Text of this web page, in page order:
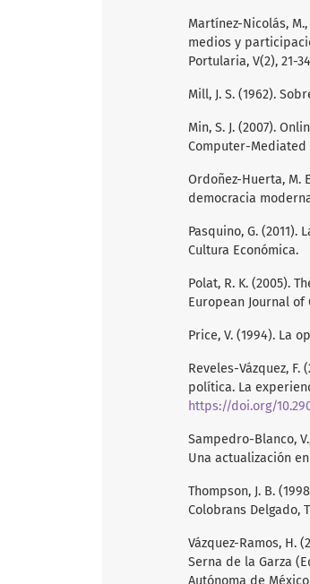
Martínez-Nicolás,
medios y
Portularia, V(2), 21-
Mill, J. S. (1962).
Min, S. J. (2007).
Computer-Mediated
Ordoñez-Huerta, M.
democracia
Pasquino, G.
Cultura Económica.
Polat, R. K. (2005).
European Journal of
Price, V. (1994). La
Reveles-Vázquez,
política. La
https://doi.org/
Sampedro-Blanco,
Una actualización
Thompson, J. B.
Colobrans Delgado,
Vázquez-Ramos, H.
Serna de la Garza